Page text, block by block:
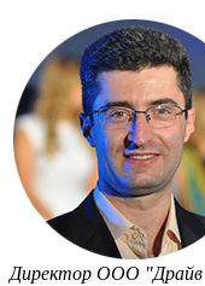
Директор ООО "Драйв"